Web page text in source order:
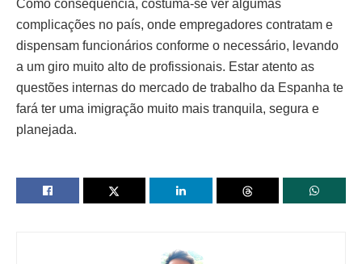
Como consequência, costuma-se ver algumas
complicações no país, onde empregadores contratam e
dispensam funcionários conforme o necessário, levando
a um giro muito alto de profissionais. Estar atento as
questões internas do mercado de trabalho da Espanha te
fará ter uma imigração muito mais tranquila, segura e
planejada.